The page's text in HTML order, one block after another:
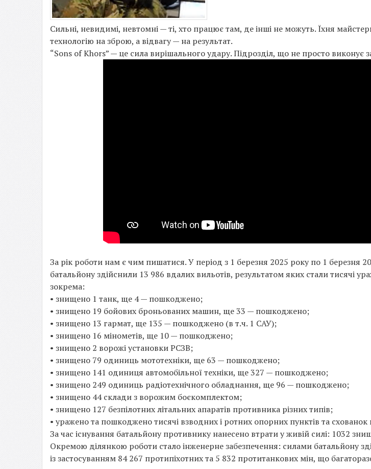
Сильні, невидимі, невтомні — ті, хто працює там, де інші не можуть. Їхня
технологію на зброю, а відвагу — на результат.
“Sons of Khors” — це сила вирішального удару. Підрозділ, що не просто виконує
За рік роботи нам є чим пишатися. У період з 1 березня 2025 року по 1 березня
батальйону здійснили 13 986 вдалих вильотів, результатом яких стали тисячі
зокрема:
• знищено 1 танк, ще 4 — пошкоджено;
• знищено 19 бойових броньованих машин, ще 33 — пошкоджено;
• знищено 13 гармат, ще 135 — пошкоджено (в т.ч. 1 САУ);
• знищено 16 мінометів, ще 10 — пошкоджено;
• знищено 2 ворожі установки РСЗВ;
• знищено 79 одиниць мототехніки, ще 63 — пошкоджено;
• знищено 141 одиниця автомобільної техніки, ще 327 — пошкоджено;
• знищено 249 одиниць радіотехнічного обладнання, ще 96 — пошкоджено;
• знищено 44 склади з ворожим боєкомплектом;
• знищено 127 безпілотних літальних апаратів противника різних типів;
• уражено та пошкоджено тисячі взводних і ротних опорних пунктів та схованок
За час існування батальйону противнику нанесено втрати у живій силі: 1032
Окремою ділянкою роботи стало інженерне забезпечення: силами батальйону
із застосуванням 84 267 протипіхотних та 5 832 протитанкових мін, що